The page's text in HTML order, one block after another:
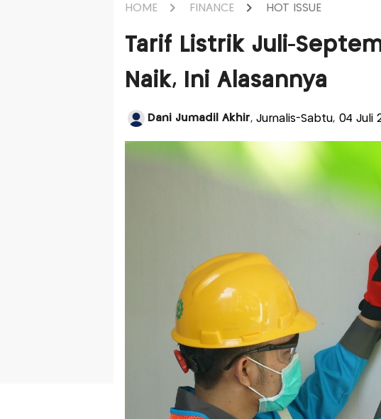
HOME FINANCE HOT ISSUE
Tarif Listrik Juli-
Naik, Ini Alasannya
Dani Jumadil Akhir, Jurnalis-Sabtu, 04 Juli